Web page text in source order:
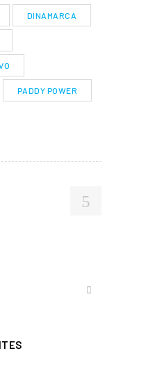
DINAMARCA
PADDY POWER